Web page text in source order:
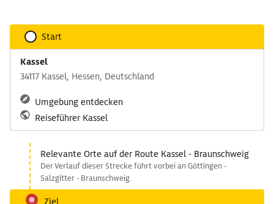
Start
Kassel
34117 Kassel, Hessen, Deutschland
Umgebung entdecken
Reiseführer Kassel
Relevante Orte auf der Route Kassel - Braunschweig
Der Verlauf dieser Strecke führt vorbei an Göttingen -
Salzgitter - Braunschweig.
Ziel